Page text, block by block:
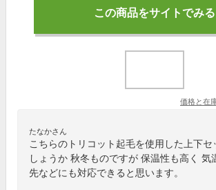
この商品をサイトでみる
価格と在
たなかさん
こちらのトリコット起毛を使用した上下
しょうか 秋冬ものですが 保温性も高く 気
先などにも対応できると思います。